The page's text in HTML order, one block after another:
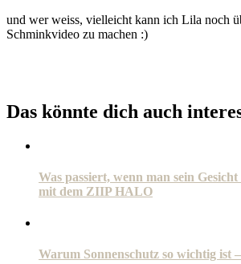
und wer weiss, vielleicht kann ich Lila noch
Schminkvideo zu machen :)
Das könnte dich auch
Was passiert, wenn man sein
mit dem ZIIP HALO
Warum Sonnenschutz so wichtig ist